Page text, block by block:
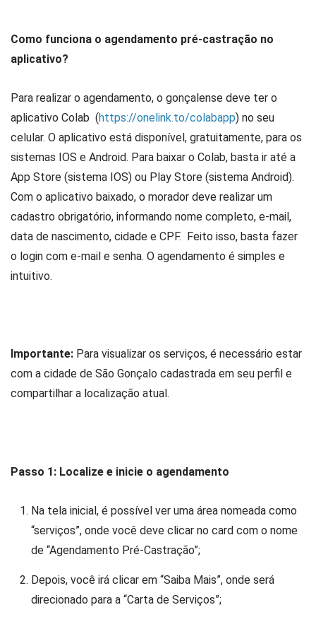
Como funciona o agendamento pré-castração no
aplicativo?
Para realizar o agendamento, o gonçalense deve ter o
aplicativo Colab (https://onelink.to/colabapp) no seu
celular. O aplicativo está disponível, gratuitamente, para os
sistemas IOS e Android. Para baixar o Colab, basta ir até a
App Store (sistema IOS) ou Play Store (sistema Android).
Com o aplicativo baixado, o morador deve realizar um
cadastro obrigatório, informando nome completo, e-mail,
data de nascimento, cidade e CPF. Feito isso, basta fazer
o login com e-mail e senha. O agendamento é simples e
intuitivo.
Importante: Para visualizar os serviços, é necessário estar
com a cidade de São Gonçalo cadastrada em seu perfil e
compartilhar a localização atual.
Passo 1: Localize e inicie o agendamento
Na tela inicial, é possível ver uma área nomeada como
“serviços”, onde você deve clicar no card com o nome
de “Agendamento Pré-Castração”;
Depois, você irá clicar em “Saiba Mais”, onde será
direcionado para a “Carta de Serviços”;